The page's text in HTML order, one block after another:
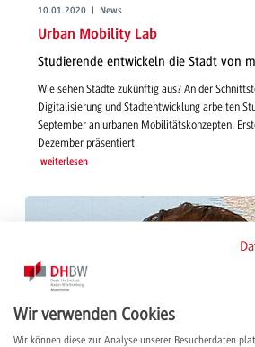
10.01.2020 | News
Urban Mobility Lab
Studierende entwickeln die Stadt von
Wie sehen Städte zukünftig aus? An der
Digitalisierung und Stadtentwicklung arbeiten
September an urbanen Mobilitätskonzepten.
Dezember präsentiert.
weiterlesen
Wir verwenden Cookies
Wir können diese zur Analyse unserer Besucherdaten